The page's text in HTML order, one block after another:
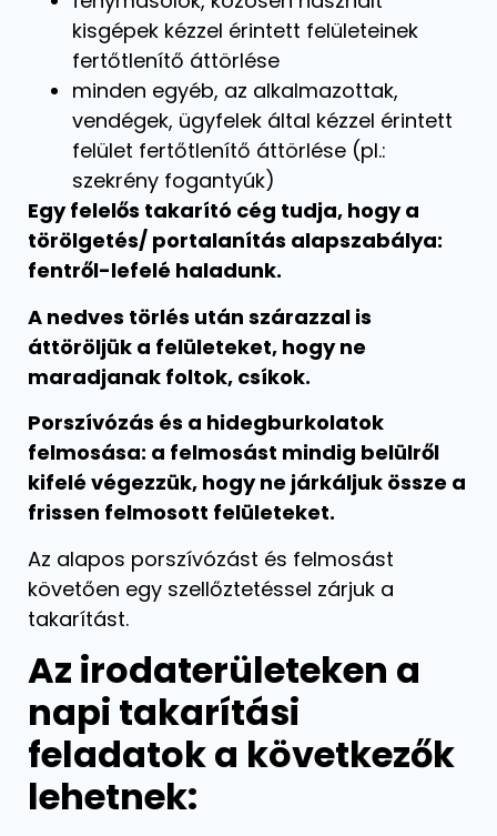
kisgépek kézzel érintett felületeinek
fertőtlenítő áttörlése
minden egyéb, az alkalmazottak,
vendégek, ügyfelek által kézzel érintett
felület fertőtlenítő áttörlése (pl.:
szekrény fogantyúk)
Egy felelős takarító cég tudja, hogy a
törölgetés/ portalanítás alapszabálya:
fentről-lefelé haladunk.
A nedves törlés után szárazzal is
áttöröljük a felületeket, hogy ne
maradjanak foltok, csíkok.
Porszívózás és a hidegburkolatok
felmosása: a felmosást mindig belülről
kifelé végezzük, hogy ne járkáljuk össze a
frissen felmosott felületeket.
Az alapos porszívózást és felmosást
követően egy szellőztetéssel zárjuk a
takarítást.
Az irodaterületeken a
napi takarítási
feladatok a következők
lehetnek: